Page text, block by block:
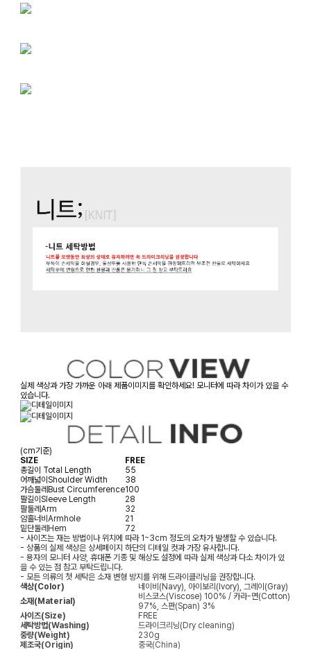
실제 색상과 가장 가까운 아래 제품이미지를 확인하세요! 모니터에 따라 차이가 있을 수
있습니다.
(cm기준)
SIZE
FREE
총길이 Total Length
55
어깨넓이 Shoulder Width
38
가슴둘레 Bust Circumference100
팔길이 Sleeve Length
28
팔둘레 Arm
32
암홀너비 Armhole
21
밑단둘레 Hem
72
- 사이즈는 재는 방법이나 위치에 따라 1~3cm 정도의 오차가 발생할 수 있습니다.
- 상품의 실제 색상은 상세페이지 하단의 디테일 컷과 가장 유사합니다.
- 용자의 모니터 사양, 휴대폰 기종 및 해상도 설정에 따라 실제 색상과 다소 차이가 있
을 수 있는 점 참고 부탁드립니다.
- 모든 의류의 첫 세탁은 소재 변형 방지를 위해 드라이클리닝을 권장합니다.
색상(Color)
네이비(Navy), 아이보리(Ivory), 그레이(Gray)
소재(Material)
비스코스(Viscose) 100% / 카라-면(Cotton)
97%, 스판(Span) 3%
사이즈(Size)
FREE
세탁방법(Washing)
드라이크리닝(Dry cleaning)
중량(Weight)
230g
제조국(Origin)
중국(China)